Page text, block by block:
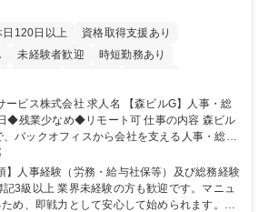
日120日以上
資格取得支援あり
未経験者歓迎
時短勤務あり
給 長期歓迎 駅近5分以内 土日祝休み
人名 【森ビルG】人事・総
め◆リモート可 仕事の内容 森ビル
バックオフィスから会社を支える人事・総務
の業務をバランスよく担当し、ゆくゆくは制
できる、やりがいある環境です。 ■勤怠管
続き、年末調整等の労務管理全般 ■入退社手続
度改定などのコア業務 ■社内イベントの企画
】人事経験（労務・給与社保等）及び総務経験
記3級以上 業界未経験の方も歓迎です。マニュ
め、即戦力として安心して始められます。